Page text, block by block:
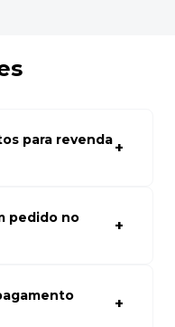
para revenda
melhores preços
pedido no
para finalizar a
equipe de suporte